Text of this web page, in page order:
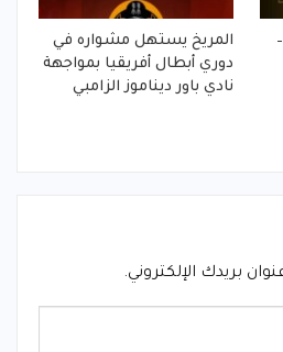
المريخ يستهل مشواره في
دوري أبطال أفريقيا بمواجهة
نادي باور ديناموز الزامبي
بريدك الإلكتروني.